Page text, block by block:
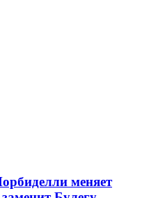
меняет